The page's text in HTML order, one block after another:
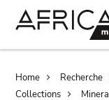
Home Recherche
Collections